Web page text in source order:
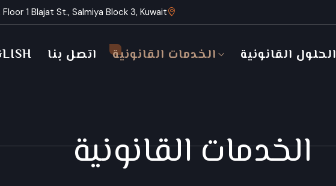
Floor 1 Blajat St., Salmiya Block 3, Kuwait
الحلول القانونية الخدمات القانونية اتصل بنا
الخدمات القانونية